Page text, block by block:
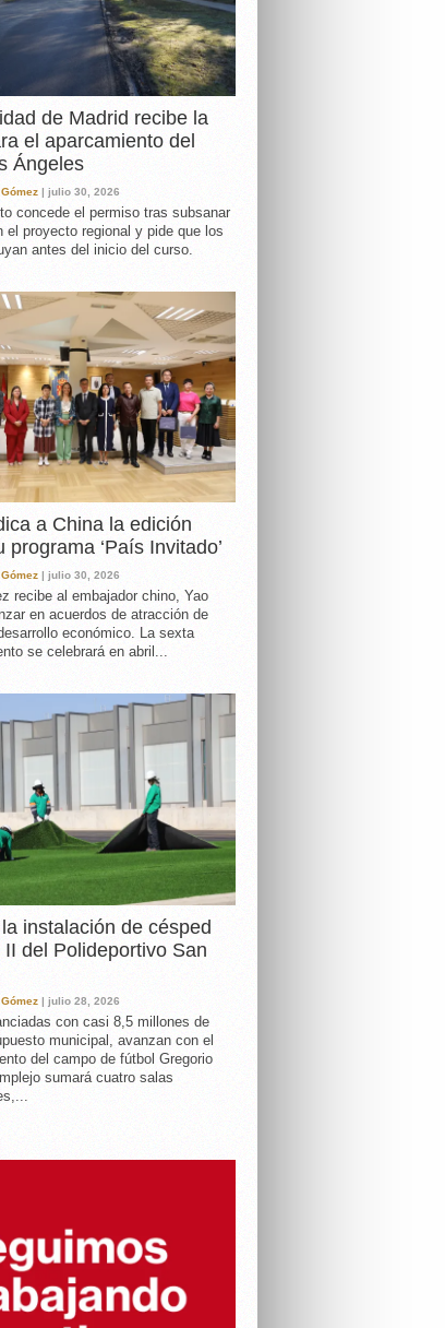
de Madrid recibe la
el aparcamiento del
Ángeles
| julio 30, 2026
concede el permiso tras subsanar
el proyecto regional y pide que los
antes del inicio del curso.
a China la edición
programa ‘País Invitado’
| julio 30, 2026
recibe al embajador chino, Yao
en acuerdos de atracción de
económico. La sexta
se celebrará en abril...
instalación de césped
del Polideportivo San
| julio 28, 2026
con casi 8,5 millones de
municipal, avanzan con el
del campo de fútbol Gregorio
sumará cuatro salas